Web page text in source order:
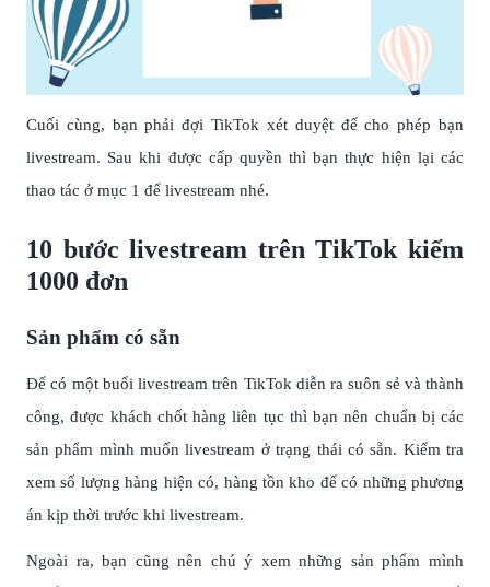
Cuối cùng, bạn phải đợi TikTok xét duyệt để cho phép bạn
livestream. Sau khi được cấp quyền thì bạn thực hiện lại các
thao tác ở mục 1 để livestream nhé.
10 bước livestream trên TikTok kiếm
1000 đơn
Sản phẩm có sẵn
Để có một buổi livestream trên TikTok diễn ra suôn sẻ và thành
công, được khách chốt hàng liên tục thì bạn nên chuẩn bị các
sản phẩm mình muốn livestream ở trạng thái có sẵn. Kiểm tra
xem số lượng hàng hiện có, hàng tồn kho để có những phương
án kịp thời trước khi livestream.
Ngoài ra, bạn cũng nên chú ý xem những sản phẩm mình